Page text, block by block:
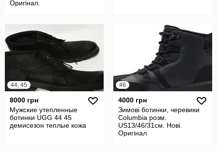
Оригінал.
44, 45
8000 грн
Мужские утепленные
ботинки UGG 44 45
демисезон теплые кожа
46
4000 грн
Зимові ботинки, черевики
Columbia розм.
US13/46/31см. Нові.
Оригінал